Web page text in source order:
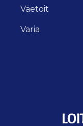
Väetoit
Varia